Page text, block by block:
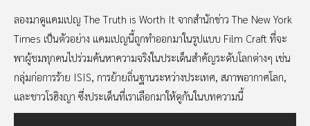
ลองมาดูแคมเปญ The Truth is Worth It จากสำนักข่าว The New York
Times เป็นตัวอย่าง แคมเปญนี้ถูกทำออกมาในรูปแบบ Film Craft ที่จะ
พาผู้ชมทุกคนไปร่วมค้นหาความจริงในประเด็นสำคัญระดับโลกต่างๆ เช่น
กลุ่มก่อการร้าย ISIS, การย้ายถิ่นฐานระหว่างประเทศ, สภาพอากาศโลก,
และชาวโรฮิงญา ซึ่งประเด็นที่เราเลือกมาให้ดูกันในบทความนี้